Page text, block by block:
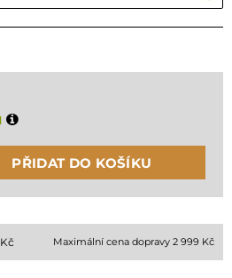
PŘIDAT DO KOŠÍKU
Kč Maximální cena dopravy 2 999 Kč